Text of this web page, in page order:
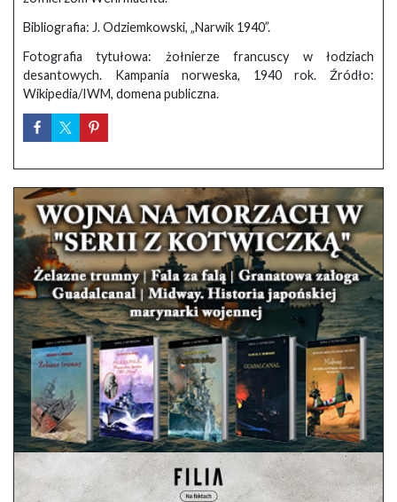
Bibliografia: J. Odziemkowski, „Narwik 1940”.
Fotografia tytułowa: żołnierze francuscy w łodziach
desantowych. Kampania norweska, 1940 rok. Źródło:
Wikipedia/IWM, domena publiczna.